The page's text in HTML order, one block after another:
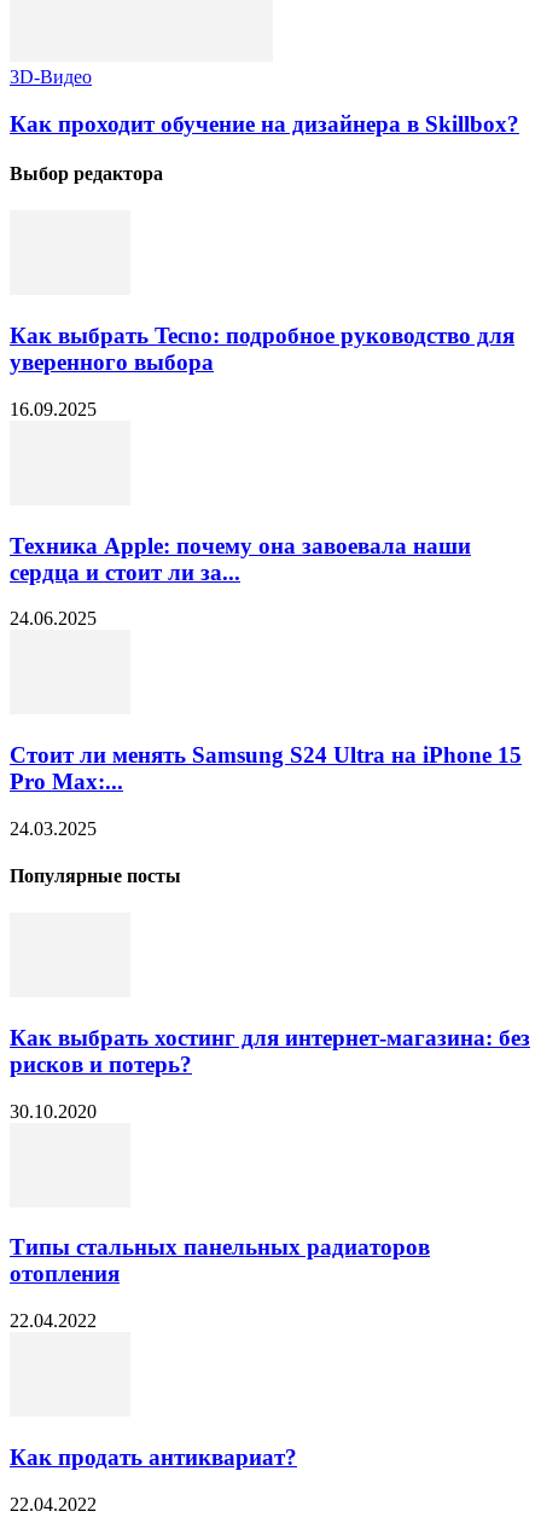
3D-Видео
Как проходит обучение на дизайнера в Skillbox?
Выбор редактора
Как выбрать Tecno: подробное руководство для
уверенного выбора
16.09.2025
Техника Apple: почему она завоевала наши
сердца и стоит ли за...
24.06.2025
Стоит ли менять Samsung S24 Ultra на iPhone 15
Pro Max:...
24.03.2025
Популярные посты
Как выбрать хостинг для интернет-магазина: без
рисков и потерь?
30.10.2020
Типы стальных панельных радиаторов
отопления
22.04.2022
Как продать антиквариат?
22.04.2022